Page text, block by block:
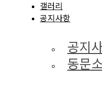
갤러리
공지사항
공지
동문